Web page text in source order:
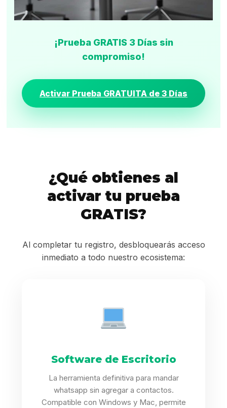
¡Prueba GRATIS 3 Días sin
compromiso!
Activar Prueba GRATUITA de 3 Días
¿Qué obtienes al
activar tu prueba
GRATIS?
Al completar tu registro, desbloquearás acceso
inmediato a todo nuestro ecosistema:
Software de Escritorio
La herramienta definitiva para mandar
whatsapp sin agregar a contactos.
Compatible con Windows y Mac, permite